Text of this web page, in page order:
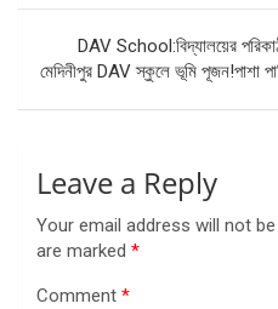
DAV School:বিদ্যালয়ের
মেদিনীপুর DAV স্কুলে ভূমি পূজন!পাশা
Leave a Reply
Your email address will not be
are marked *
Comment *